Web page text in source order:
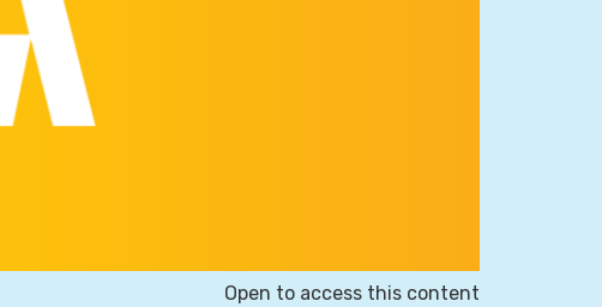
Open to access this content